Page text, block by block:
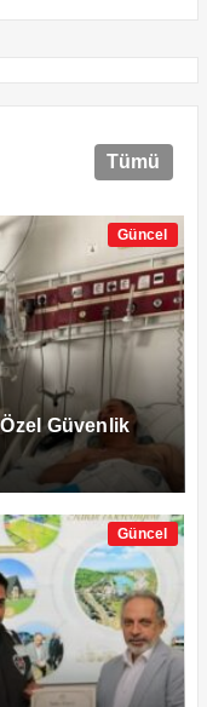
Tümü
Güncel
Güvenlik
Güncel